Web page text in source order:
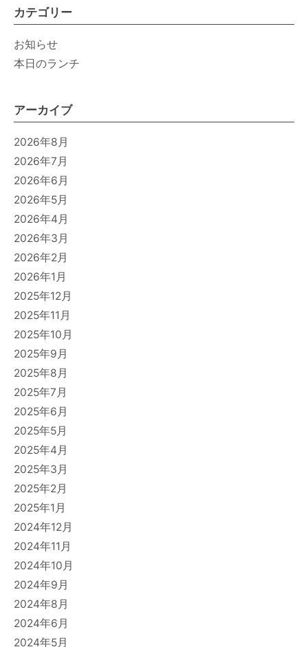
カテゴリー
お知らせ
本日のランチ
アーカイブ
2026年8月
2026年7月
2026年6月
2026年5月
2026年4月
2026年3月
2026年2月
2026年1月
2025年12月
2025年11月
2025年10月
2025年9月
2025年8月
2025年7月
2025年6月
2025年5月
2025年4月
2025年3月
2025年2月
2025年1月
2024年12月
2024年11月
2024年10月
2024年9月
2024年8月
2024年6月
2024年5月